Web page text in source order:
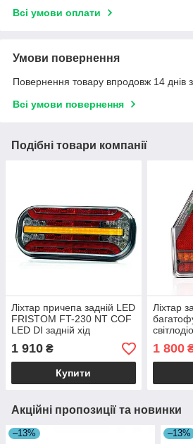
Всі умови оплати
Умови повернення
Повернення товару впродовж 14 днів
Всі умови повернення
Подібні товари компанії
Ліхтар причепа задній LED
FRISTOM FT-230 NT COF
LED DI задній хід
1 910 ₴
Купити
Ліхтар
FT-277 L
1 800
Акційні пропозиції та новинки
–13% –13%